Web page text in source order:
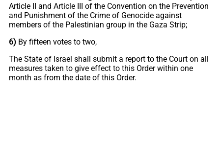
Article II and Article III of the Convention on the Prevention
and Punishment of the Crime of Genocide against
members of the Palestinian group in the Gaza Strip;
6) By fifteen votes to two,
The State of Israel shall submit a report to the Court on all
measures taken to give effect to this Order within one
month as from the date of this Order.